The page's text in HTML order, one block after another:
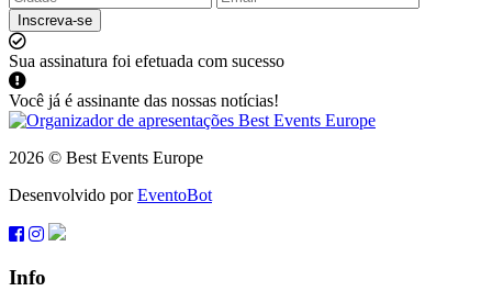
Inscreva-se
Sua assinatura foi efetuada com sucesso
Você já é assinante das nossas notícias!
2026 © Best Events Europe
Desenvolvido porEventoBot
Info